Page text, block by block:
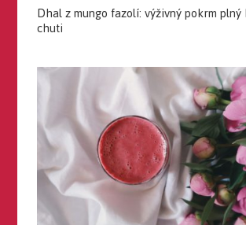
Dhal z mungo fazolí: výživný pokrm
chuti